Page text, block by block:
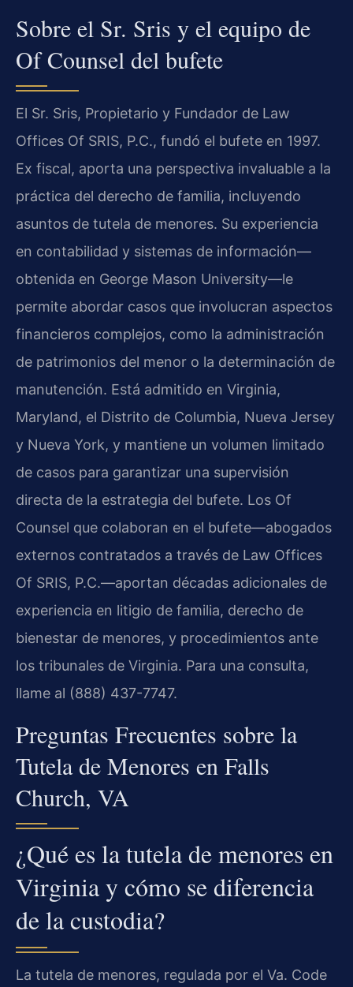
Sobre el Sr. Sris y el equipo de
Of Counsel del bufete
El Sr. Sris, Propietario y Fundador de Law
Offices Of SRIS, P.C., fundó el bufete en 1997.
Ex fiscal, aporta una perspectiva invaluable a la
práctica del derecho de familia, incluyendo
asuntos de tutela de menores. Su experiencia
en contabilidad y sistemas de información—
obtenida en George Mason University—le
permite abordar casos que involucran aspectos
financieros complejos, como la administración
de patrimonios del menor o la determinación de
manutención. Está admitido en Virginia,
Maryland, el Distrito de Columbia, Nueva Jersey
y Nueva York, y mantiene un volumen limitado
de casos para garantizar una supervisión
directa de la estrategia del bufete. Los Of
Counsel que colaboran en el bufete—abogados
externos contratados a través de Law Offices
Of SRIS, P.C.—aportan décadas adicionales de
experiencia en litigio de familia, derecho de
bienestar de menores, y procedimientos ante
los tribunales de Virginia. Para una consulta,
llame al (888) 437-7747.
Preguntas Frecuentes sobre la
Tutela de Menores en Falls
Church, VA
¿Qué es la tutela de menores en
Virginia y cómo se diferencia
de la custodia?
La tutela de menores, regulada por el Va. Code